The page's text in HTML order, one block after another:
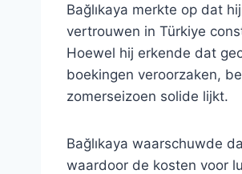
Bağlıkaya merkte op dat
vertrouwen in Türkiye
Hoewel hij erkende dat
boekingen veroorzaken,
zomerseizoen solide lijkt.
Bağlıkaya waarschuwde
waardoor de kosten voor